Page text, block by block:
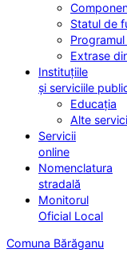
Statul de
Extrase
Instituțiile
și serviciile
Educația
Alte
Servicii
online
Nomenclatura
stradală
Monitorul
Oficial Local
Comuna Bărăganu